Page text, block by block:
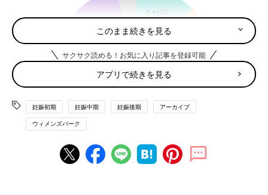
このまま続きを見る
サクサク読める！お気に入り記事を登録可能
アプリで続きを見る
妊娠初期 妊娠中期 妊娠後期 アーカイブ
ウィメンズパーク